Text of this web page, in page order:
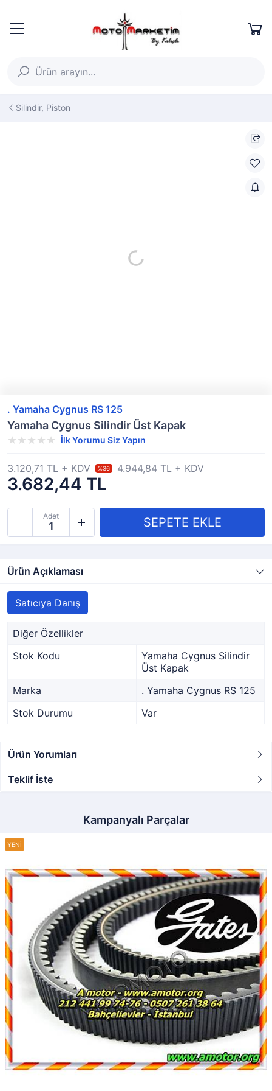
Silindir, Piston
. Yamaha Cygnus RS 125
Yamaha Cygnus Silindir Üst Kapak
İlk Yorumu Siz Yapın
3.682,44 TL
3.120,71 TL + KDV %36 4.944,84 TL + KDV
Adet
Ürün Açıklaması
Satıcıya Danış
Diğer Özellikler
Stok Kodu
Yamaha Cygnus Silindir
Üst Kapak
Marka
. Yamaha Cygnus RS 125
Stok Durumu
Var
Ürün Yorumları
Teklif İste
Kampanyalı Parçalar